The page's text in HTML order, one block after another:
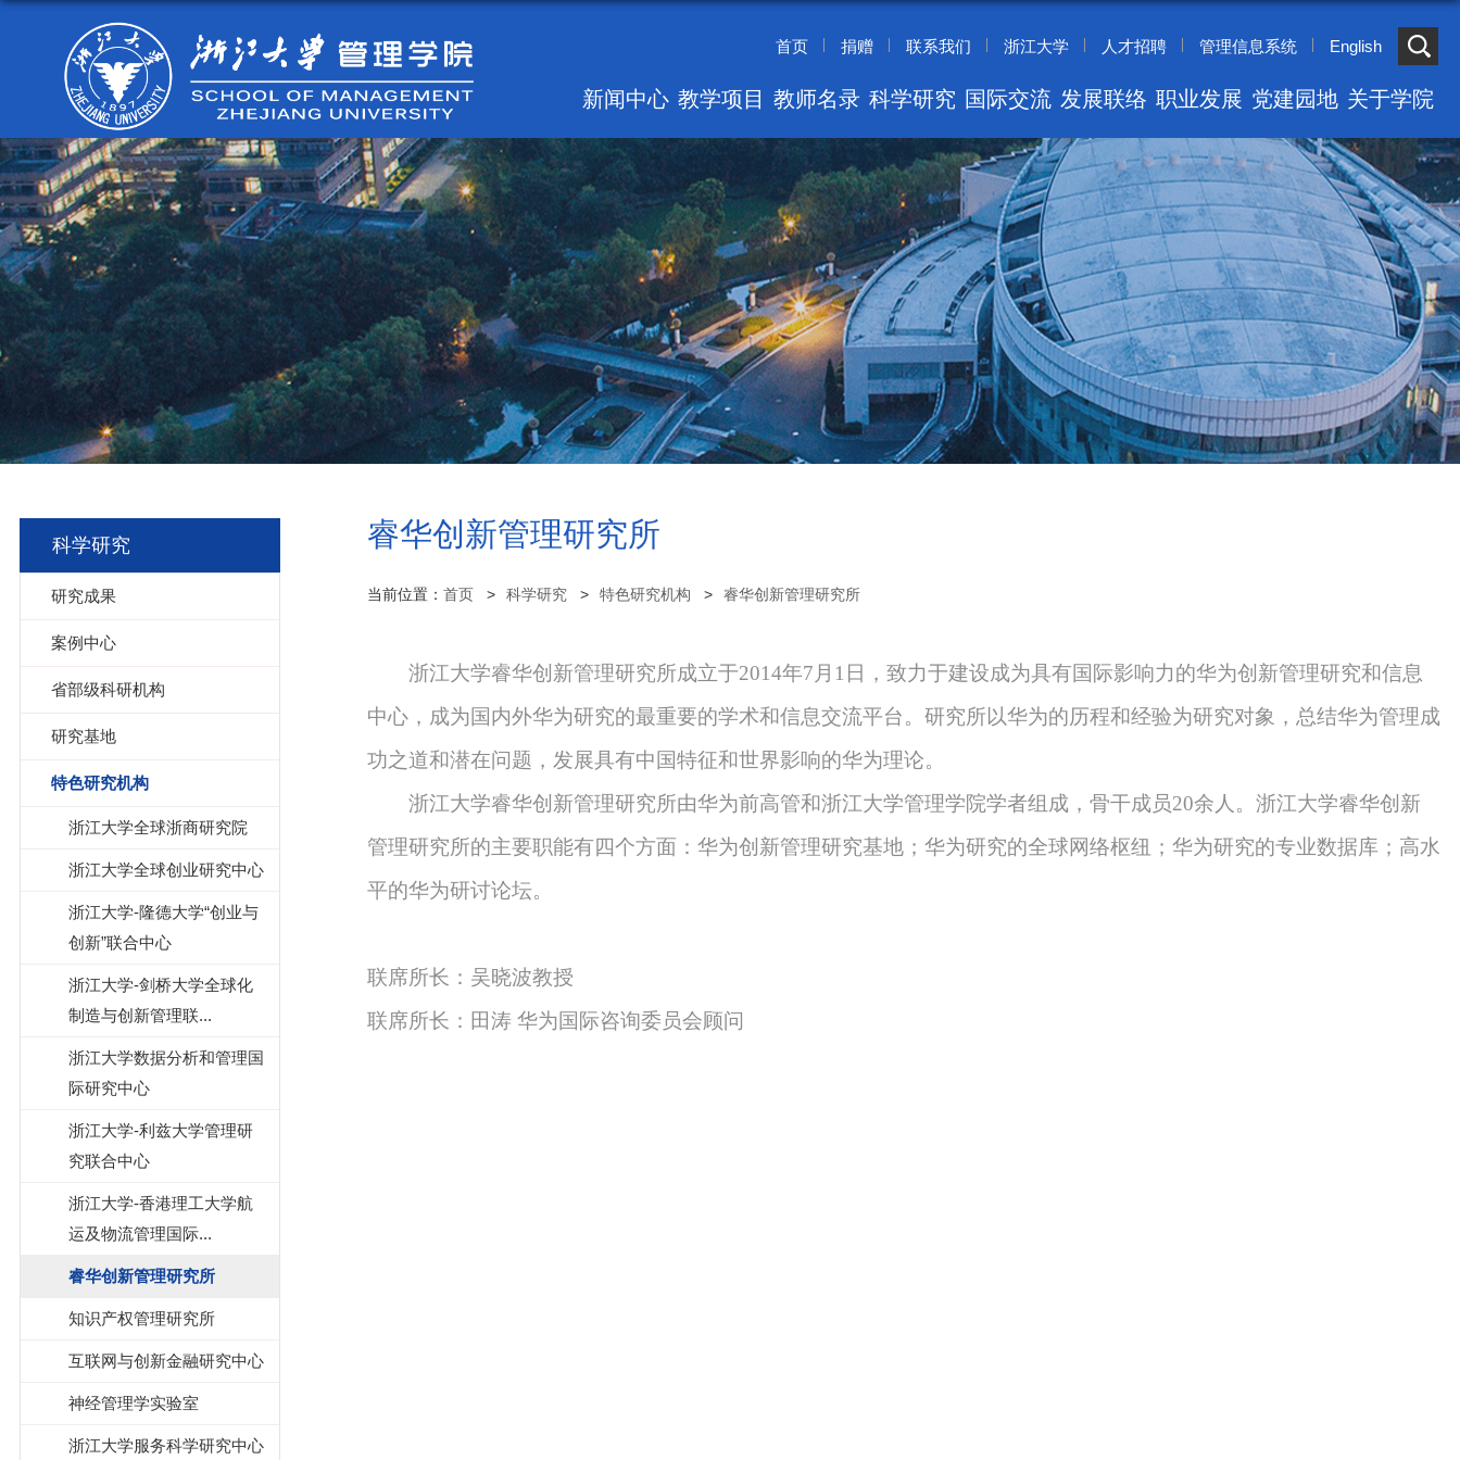
首页 捐赠 联系我们 浙江大学 人才招聘 管理信息系统 English
新闻中心 教学项目 教师名录 科学研究 国际交流 发展联络 职业发展 党建园地 关于学院
科学研究
研究成果
案例中心
省部级科研机构
研究基地
特色研究机构
浙江大学全球浙商研究院
浙江大学全球创业研究中心
浙江大学-隆德大学“创业与
创新”联合中心
浙江大学-剑桥大学全球化
制造与创新管理联...
浙江大学数据分析和管理国
际研究中心
浙江大学-利兹大学管理研
究联合中心
浙江大学-香港理工大学航
运及物流管理国际...
睿华创新管理研究所
知识产权管理研究所
互联网与创新金融研究中心
神经管理学实验室
浙江大学服务科学研究中心
睿华创新管理研究所
当前位置： 首页 科学研究 特色研究机构 睿华创新管理研究所
浙江大学睿华创新管理研究所成立于2014年7月1日，致力于建设成为具有国际影响力的华为创新管理研究和信息
中心，成为国内外华为研究的最重要的学术和信息交流平台。研究所以华为的历程和经验为研究对象，总结华为管理成
功之道和潜在问题，发展具有中国特征和世界影响的华为理论。
浙江大学睿华创新管理研究所由华为前高管和浙江大学管理学院学者组成，骨干成员20余人。浙江大学睿华创新
管理研究所的主要职能有四个方面：华为创新管理研究基地；华为研究的全球网络枢纽；华为研究的专业数据库；高水
平的华为研讨论坛。
联席所长：吴晓波教授
联席所长：田涛 华为国际咨询委员会顾问